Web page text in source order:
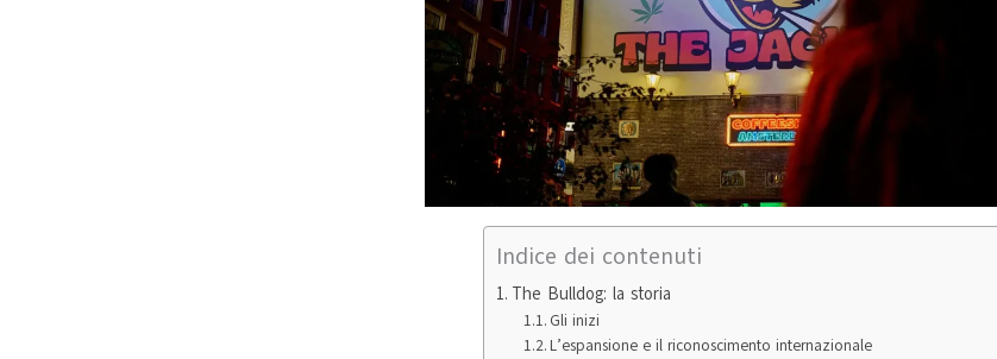
Indice dei contenuti
The Bulldog: la storia
Gli inizi
L’espansione e il riconoscimento internazionale